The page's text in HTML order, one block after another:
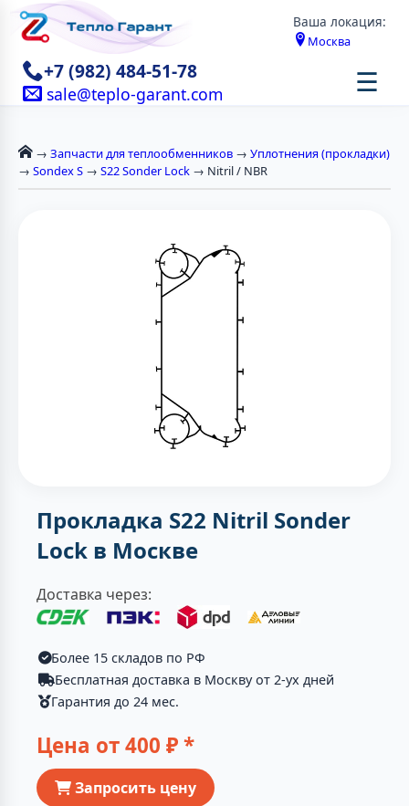
Ваша локация:
Москва
+7 (982) 484-51-78
sale@teplo-garant.com ☰
→ Запчасти для теплообменников → Уплотнения (прокладки)
→ Sondex S → S22 Sonder Lock → Nitril / NBR
Прокладка S22 Nitril Sonder
Lock в Москве
Доставка через:
Более 15 складов по РФ
Бесплатная доставка в Москву от 2-ух дней
Гарантия до 24 мес.
Цена от400 ₽ *
Запросить цену